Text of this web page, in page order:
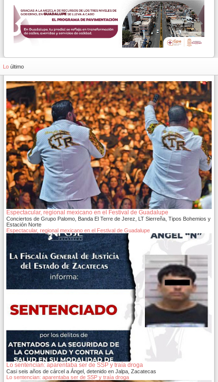
Lo último
Espectacular, regional mexicano en el Festival de Guadalupe
Conciertos de Grupo Palomo, Banda El Terre de Jerez, LT Sierreña, Tipos Bohemios y
Estación Norte
Espectacular, regional mexicano en el Festival de Guadalupe
Lo sentencian: aparentaba ser de SSP y traía droga
Casi seis años de cárcel a Ángel, detenido en Jalpa, Zacatecas
Lo sentencian: aparentaba ser de SSP y traía droga